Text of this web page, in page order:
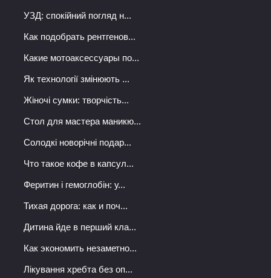
УЗД: спокійний погляд н...
Как подобрать рентгенов...
Какие мотоаксессуары по...
Як технології змінюють ...
Жіночі сумки: творчість...
Стол для мастера маникю...
Солодкі новорічні подар...
Что такое кофе в капсул...
Феритин і гемоглобін: у...
Тихая дорога: как и поч...
Дитина йде в перший кла...
Как экономить незаметно...
Лікування хребта без оп...